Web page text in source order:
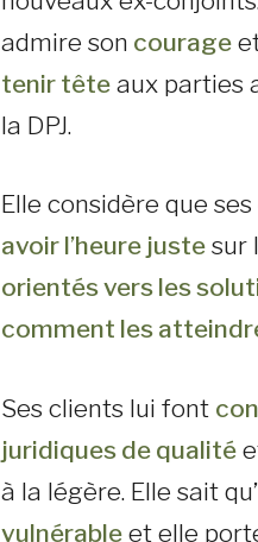
admire son courage
tenir têteaux parties
la DPJ.
Elle considère que
avoir l’heure justesur
orientés vers les
comment les
Ses clients lui font
juridiques de qualité
à la légère. Elle sait
vulnérableet elle